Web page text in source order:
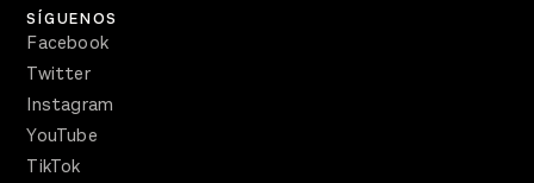
SÍGUENOS
Facebook
Twitter
Instagram
YouTube
TikTok